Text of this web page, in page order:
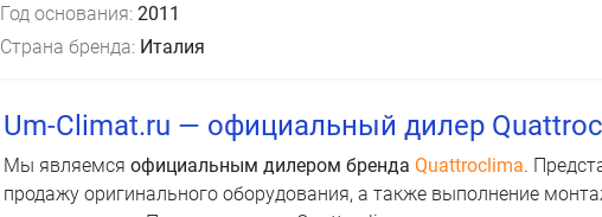
Год основания: 2011
Страна бренда: Италия
Um-Climat.ru — официальный дилер
Мы являемся официальным дилером бренда Quattroclima.
продажу оригинального оборудования, а также выполнение